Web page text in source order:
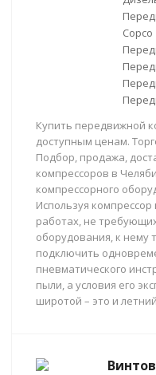
Copco
Купить передвижной
доступным ценам.
Подбор, продажа,
компрессоров в
компрессорного
Используя
работах, не
оборудования, к нему
подключить
пневматического
пыли, а условия его
широтой – это и